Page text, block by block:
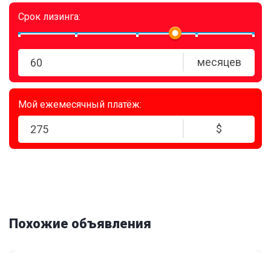
Срок лизинга:
месяцев
Мой ежемесячный платёж:
$
Похожие объявления